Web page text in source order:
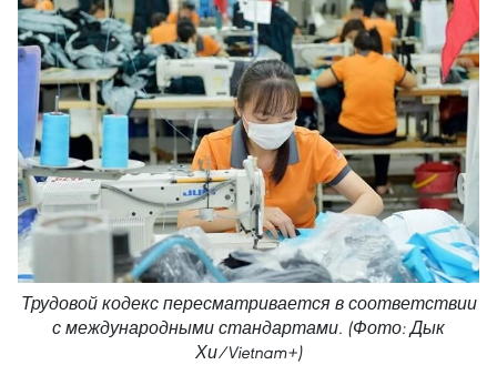
Трудовой кодекс пересматривается в соответствии
с международными стандартами. (Фото: Дык
Хи/Vietnam+)